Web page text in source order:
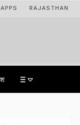
APPS RAJASTHAN